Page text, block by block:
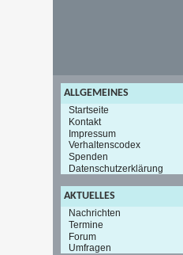
ALLGEMEINES
Startseite
Kontakt
Impressum
Verhaltenscodex
Spenden
Datenschutzerklärung
AKTUELLES
Nachrichten
Termine
Forum
Umfragen